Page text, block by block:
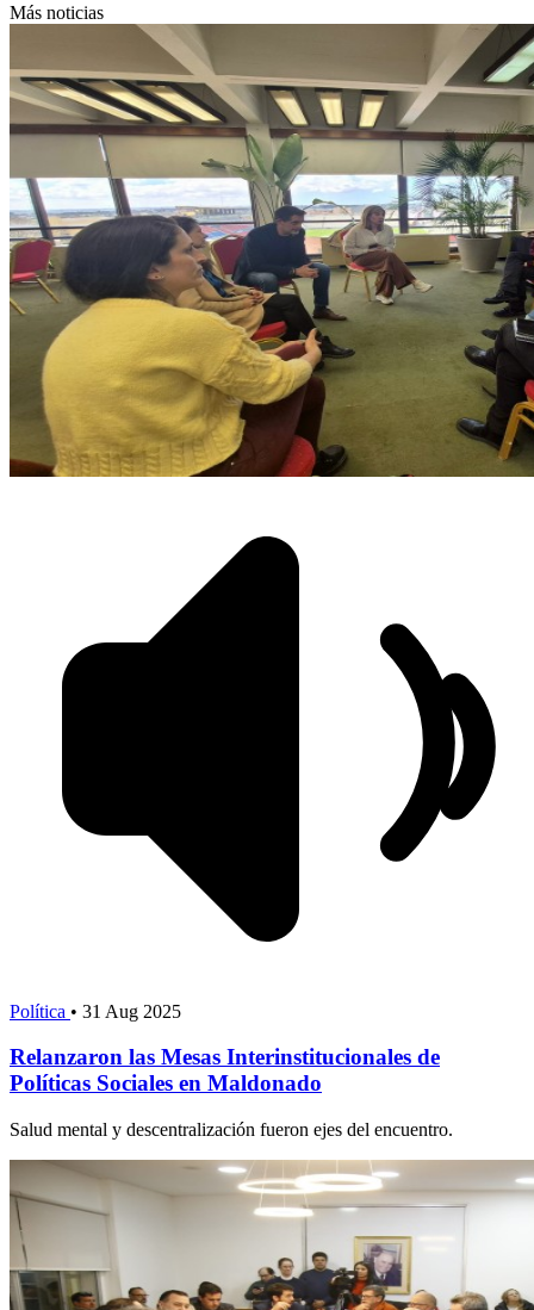
Más noticias
Política • 31 Aug 2025
Relanzaron las Mesas Interinstitucionales de
Políticas Sociales en Maldonado
Salud mental y descentralización fueron ejes del encuentro.